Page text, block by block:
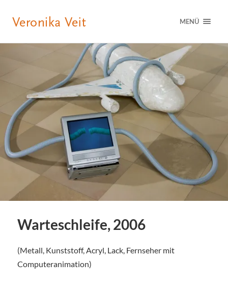
MENÜ
Warteschleife, 2006
(Metall, Kunststoff, Acryl, Lack, Fernseher mit
Computeranimation)